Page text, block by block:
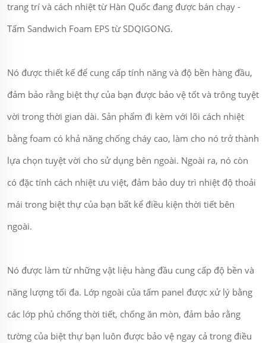
trang trí và cách nhiệt từ Hàn Quốc đang được bán chạy -
Tấm Sandwich Foam EPS từ SDQIGONG.
Nó được thiết kế để cung cấp tính năng và độ bền hàng đầu,
đảm bảo rằng biệt thự của bạn được bảo vệ tốt và trông tuyệt
vời trong thời gian dài. Sản phẩm đi kèm với lõi cách nhiệt
bằng foam có khả năng chống cháy cao, làm cho nó trở thành
lựa chọn tuyệt vời cho sử dụng bên ngoài. Ngoài ra, nó còn
có đặc tính cách nhiệt ưu việt, đảm bảo duy trì nhiệt độ thoải
mái trong biệt thự của bạn bất kể điều kiện thời tiết bên
ngoài.
Nó được làm từ những vật liệu hàng đầu cung cấp độ bền và
năng lượng tối đa. Lớp ngoài của tấm panel được xử lý bằng
các lớp phủ chống thời tiết, chống ăn mòn, đảm bảo rằng
tường của biệt thự bạn luôn được bảo vệ ngay cả trong điều